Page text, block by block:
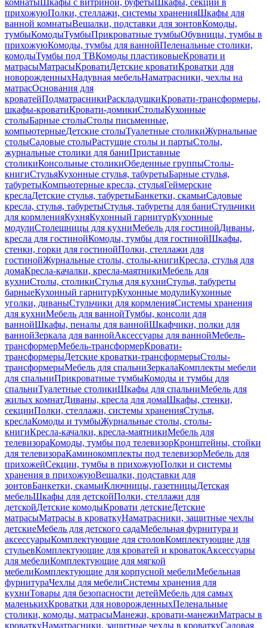
комнатыШкафы с витриной, буфетыШкафы, секции в
прихожуюПолки, стеллажи, системы храненияШкафы для
ванной комнатыВешалки, подставки для зонтовКомоды,
тумбыКомодыТумбыПрикроватные тумбыОбувницы, тумбы в
прихожуюКомоды, тумбы для ваннойПеленальные столики,
комодыТумбы под ТВКомоды пластиковыеКровати и
матрасыМатрасыКроватиДетские кроватиКроватки для
новорожденныхНадувная мебельНаматрасники, чехлы на
матрасОснования для
кроватейПодматрасникиРаскладушкиКровати-трансформеры,
шкафы-кроватиКровати-домикиСтолыКухонные
столыБарные столыСтолы письменные,
компьютерныеДетские столыТуалетные столикиЖурнальные
столыСадовые столыРастущие столы и партыСтолы,
журнальные столики для баниПриставные
столикиКонсольные столикиОбеденные группыСтолы-
книгиСтульяКухонные стулья, табуретыБарные стулья,
табуретыКомпьютерные кресла, стульяГеймерские
креслаДетские стулья, табуретыБанкетки, скамьиСадовые
кресла, стулья, табуретыСтулья, табуреты для баниСтульчики
для кормленияКухняКухонный гарнитурКухонные
модулиСтолешницы для кухниМебель для гостинойДиваны,
кресла для гостинойКомоды, тумбы для гостинойШкафы,
стенки, горки для гостинойПолки, стеллажи для
гостинойЖурнальные столы, столы-книгиКресла, стулья для
домаКресла-качалки, кресла-маятникиМебель для
кухниСтолы, столикиСтулья для кухниСтулья, табуреты
барныеКухонный гарнитурКухонные модулиКухонные
уголки, диваныСтульчики для кормленияСистемы хранения
для кухниМебель для ваннойТумбы, консоли для
ваннойШкафы, пеналы для ваннойШкафчики, полки для
ваннойЗеркала для ваннойАксессуары для ваннойМебель-
трансформерМебель-трансформерКровати-
трансформерыДетские кроватки-трансформерыСтолы-
трансформерыМебель для спальниЗеркалаКомплекты мебели
для спальниПрикроватные тумбыКомоды и тумбы для
спальниТуалетные столикиШкафы для спальниМебель для
жилых комнатДиваны, кресла для домаШкафы, стенки,
секцииПолки, стеллажи, системы храненияСтулья,
креслаКомоды и тумбыЖурнальные столы, столы-
книгиКресла-качалки, кресла-маятникиМебель для
телевизораКомоды, тумбы под телевизорКронштейны, стойки
для телевизораКаминокомплекты под телевизорМебель для
прихожейСекции, тумбы в прихожуюПолки и системы
хранения в прихожуюВешалки, подставки для
зонтовБанкетки, скамьиКлючницы, газетницыДетская
мебельШкафы для детскойПолки, стеллажи для
детскойДетские комодыКровати детскиеДетские
матрасыМатрасы в кроваткуНаматрасники, защитные чехлы
детскиеМебель для детского садаМебельная фурнитура и
аксессуарыКомплектующие для столовКомплектующие для
стульевКомплектующие для кроватей и кроватокАксессуары
для мебелиКомплектующие для мягкой
мебелиКомплектующие для корпусной мебелиМебельная
фурнитураЧехлы для мебелиСистемы хранения для
кухниТовары для безопасности детейМебель для самых
маленькихКроватки для новорожденныхПеленальные
столики, комоды, матрасыМанежи, кровати-манежиМатрасы в
кроваткуНаматрасники, защитные чехлы в кроваткуСадовая